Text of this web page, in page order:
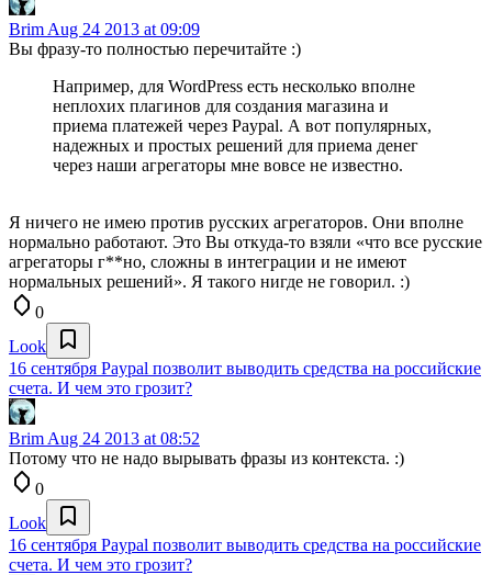
Brim Aug 24 2013 at 09:09
Вы фразу-то полностью перечитайте :)
Например, для WordPress есть несколько вполне
неплохих плагинов для создания магазина и
приема платежей через Paypal. А вот популярных,
надежных и простых решений для приема денег
через наши агрегаторы мне вовсе не известно.
Я ничего не имею против русских агрегаторов. Они вполне
нормально работают. Это Вы откуда-то взяли «что все русские
агрегаторы г**но, сложны в интеграции и не имеют
нормальных решений». Я такого нигде не говорил. :)
0
Look
16 сентября Paypal позволит выводить средства на российские
счета. И чем это грозит?
Brim Aug 24 2013 at 08:52
Потому что не надо вырывать фразы из контекста. :)
0
Look
16 сентября Paypal позволит выводить средства на российские
счета. И чем это грозит?